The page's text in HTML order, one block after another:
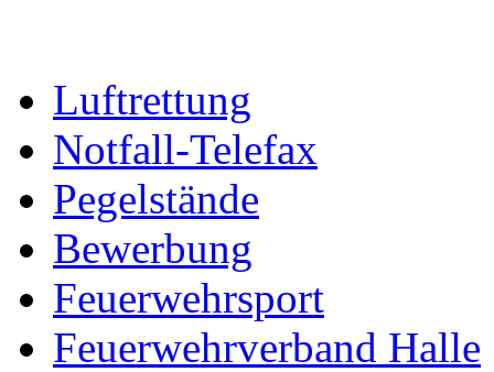
Luftrettung
Notfall-Telefax
Pegelstände
Bewerbung
Feuerwehrsport
Feuerwehrverband Halle